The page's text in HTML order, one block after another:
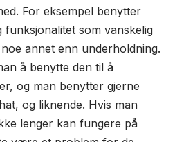
For eksempel benytter
funksjonalitet som vanskelig
annet enn underholdning.
å benytte den til å
og man benytter gjerne
og liknende. Hvis man
lenger kan fungere på